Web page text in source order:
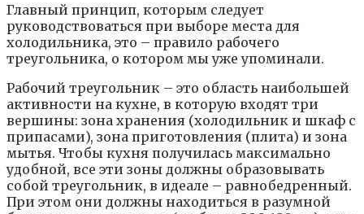
Главный принцип, которым следует
руководствоваться при выборе места для
холодильника, это – правило рабочего
треугольника, о котором мы уже упоминали.
Рабочий треугольник – это область наибольшей
активности на кухне, в которую входят три
вершины: зона хранения (холодильник и шкаф с
припасами), зона приготовления (плита) и зона
мытья. Чтобы кухня получилась максимально
удобной, все эти зоны должны образовывать
собой треугольник, в идеале – равнобедренный.
При этом они должны находиться в разумной